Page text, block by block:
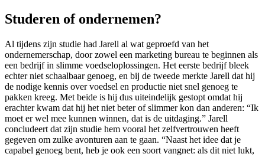
Studeren of ondernemen?
Al tijdens zijn studie had Jarell al wat geproefd van het
ondernemerschap, door zowel een marketing bureau te beginnen als
een bedrijf in slimme voedseloplossingen. Het eerste bedrijf bleek
echter niet schaalbaar genoeg, en bij de tweede merkte Jarell dat hij
de nodige kennis over voedsel en productie niet snel genoeg te
pakken kreeg. Met beide is hij dus uiteindelijk gestopt omdat hij
erachter kwam dat hij het niet beter of slimmer kon dan anderen: “Ik
moet er wel mee kunnen winnen, dat is de uitdaging.” Jarell
concludeert dat zijn studie hem vooral het zelfvertrouwen heeft
gegeven om zulke avonturen aan te gaan. “Naast het idee dat je
capabel genoeg bent, heb je ook een soort vangnet: als dit niet lukt,